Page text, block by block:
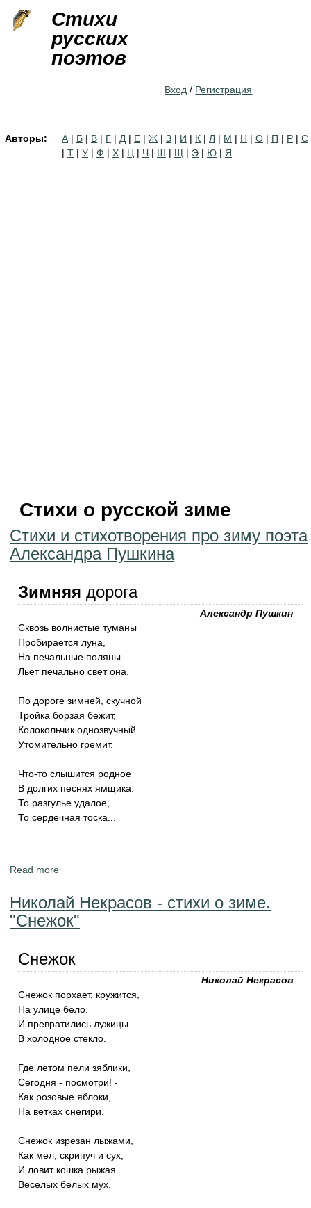
Стихи
русских
поэтов
Вход / Регистрация
Авторы: А | Б | В | Г | Д | Е | Ж | З | И | К | Л | М | Н | О | П | Р | С
| Т | У | Ф | Х | Ц | Ч | Ш | Щ | Э | Ю | Я
Стихи о русской зиме
Стихи и стихотворения про зиму поэта
Александра Пушкина
Зимняя дорога
Александр Пушкин
Сквозь волнистые туманы
Пробирается луна,
На печальные поляны
Льет печально свет она.
По дороге зимней, скучной
Тройка борзая бежит,
Колокольчик однозвучный
Утомительно гремит.
Что-то слышится родное
В долгих песнях ямщика:
То разгулье удалое,
То сердечная тоска...
Read more
Николай Некрасов - стихи о зиме.
"Снежок"
Снежок
Николай Некрасов
Снежок порхает, кружится,
На улице бело.
И превратились лужицы
В холодное стекло.
Где летом пели зяблики,
Сегодня - посмотри! -
Как розовые яблоки,
На ветках снегири.
Снежок изрезан лыжами,
Как мел, скрипуч и сух,
И ловит кошка рыжая
Веселых белых мух.